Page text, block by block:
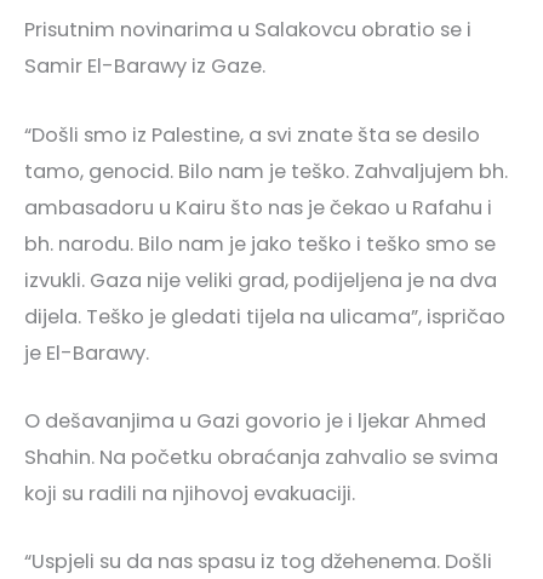
Prisutnim novinarima u Salakovcu obratio se i
Samir El-Barawy iz Gaze.
“Došli smo iz Palestine, a svi znate šta se desilo
tamo, genocid. Bilo nam je teško. Zahvaljujem bh.
ambasadoru u Kairu što nas je čekao u Rafahu i
bh. narodu. Bilo nam je jako teško i teško smo se
izvukli. Gaza nije veliki grad, podijeljena je na dva
dijela. Teško je gledati tijela na ulicama”, ispričao
je El-Barawy.
O dešavanjima u Gazi govorio je i ljekar Ahmed
Shahin. Na početku obraćanja zahvalio se svima
koji su radili na njihovoj evakuaciji.
“Uspjeli su da nas spasu iz tog džehenema. Došli